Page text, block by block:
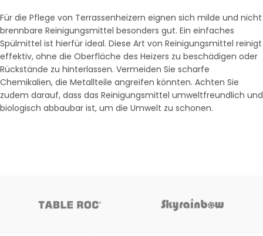
Für die Pflege von Terrassenheizern eignen sich milde und nicht
brennbare Reinigungsmittel besonders gut. Ein einfaches
Spülmittel ist hierfür ideal. Diese Art von Reinigungsmittel reinigt
effektiv, ohne die Oberfläche des Heizers zu beschädigen oder
Rückstände zu hinterlassen. Vermeiden Sie scharfe
Chemikalien, die Metallteile angreifen könnten. Achten Sie
zudem darauf, dass das Reinigungsmittel umweltfreundlich und
biologisch abbaubar ist, um die Umwelt zu schonen.